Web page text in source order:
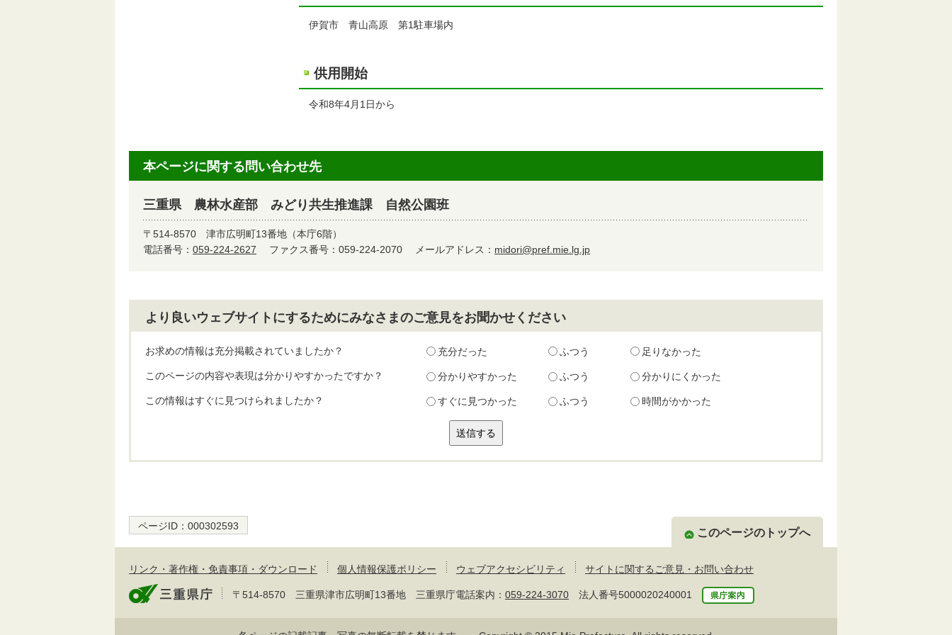
伊賀市 青山高原 第1駐車場内
供用開始
令和8年4月1日から
本ページに関する問い合わせ先
三重県 農林水産部 みどり共生推進課 自然公園班
〒514-8570 津市広明町13番地（本庁6階）
電話番号： 059-224-2627 ファクス番号：059-224-2070 メールアドレス： midori@pref.mie.lg.jp
より良いウェブサイトにするためにみなさまのご意見をお聞かせください
お求めの情報は充分掲載されていましたか？ 充分だった ふつう 足りなかった
このページの内容や表現は分かりやすかったですか？ 分かりやすかった ふつう 分かりにくかった
この情報はすぐに見つけられましたか？ すぐに見つかった ふつう 時間がかかった
ページID： 000302593
このページのトップへ
リンク・著作権・免責事項・ダウンロード 個人情報保護ポリシー ウェブアクセシビリティ サイトに関するご意見・お問い合わせ
〒514-8570 三重県津市広明町13番地 三重県庁電話案内： 059-224-3070 法人番号5000020240001